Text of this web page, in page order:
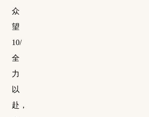
众
望
10/
全
力
以
赴，